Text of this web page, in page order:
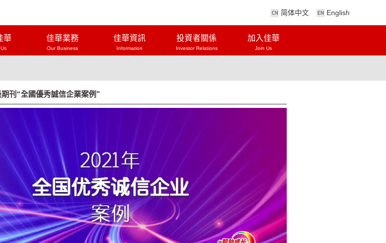
简体中文 English
華 佳華業務
Our Business
佳華資訊
Information
投資者關係
Investor Relations
加入佳華
Join Us
刊“全國優秀誠信企業案例”